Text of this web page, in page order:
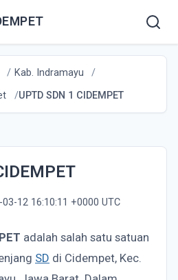
Kab. Indramayu
UPTD SDN 1 CIDEMPET
12 16:10:11 +0000 UTC
adalah salah satu satuan
SD di Cidempet, Kec.